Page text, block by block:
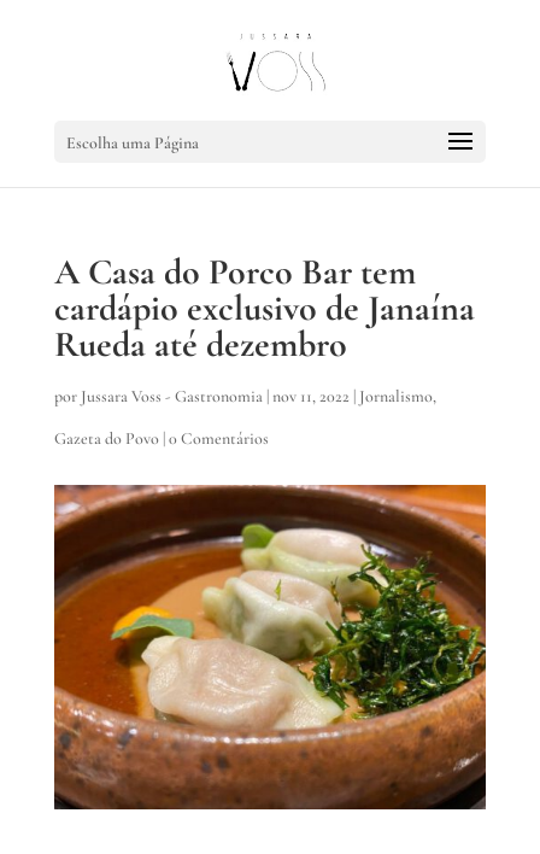
Escolha uma Página
A Casa do Porco Bar tem
cardápio exclusivo de Janaína
Rueda até dezembro
por Jussara Voss - Gastronomia|nov 11, 2022 | Jornalismo,
Gazeta do Povo|0 Comentários